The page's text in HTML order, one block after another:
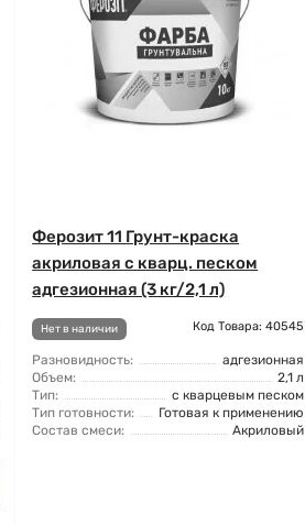
Ферозит 11 Грунт-краска
акриловая с кварц. песком
адгезионная (3 кг/2,1 л)
Нет в наличии Код Товара: 40545
Разновидность:
адгезионная
Объем:
2,1 л
Тип:
с кварцевым песком
Тип готовности:
Готовая к применению
Состав смеси:
Акриловый